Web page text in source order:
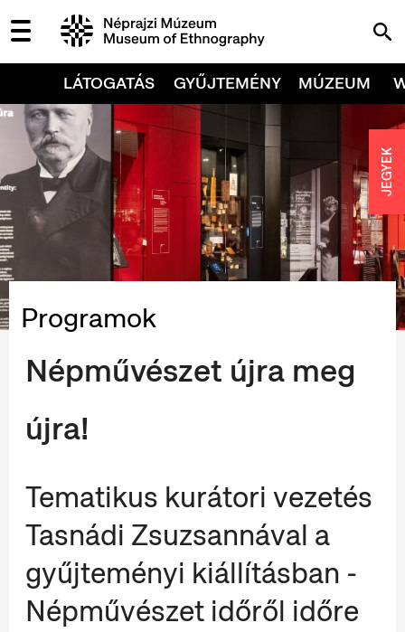
LÁTOGATÁS GYŰJTEMÉNY MÚZEUM
Programok
Népművészet újra meg
újra!
Tematikus kurátori vezetés
Tasnádi Zsuzsannával a
gyűjteményi kiállításban -
Népművészet időről időre
JEGYEK